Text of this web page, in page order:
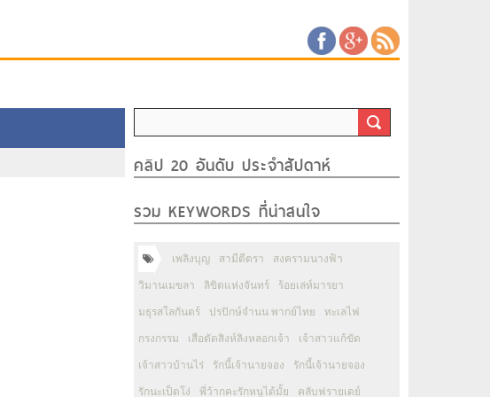
คลิป 20 อันดับ ประจำสัปดาห์
รวม KEYWORDS ที่น่าสนใจ
เพลิงบุญ สามีตีตรา สงครามนางฟ้า
วิมานเมขลา ลิขิตแห่งจันทร์ ร้อยเล่ห์มารยา
มธุรสโลกันตร์ ปรปักษ์จำนน พากย์ไทย ทะเลไฟ
กรงกรรม เสือตัดสิงห์ลิงหลอกเจ้า เจ้าสาวแก้ขัด
เจ้าสาวบ้านไร่ รักนี้เจ้านายจอง รักนี้เจ้านายจอง
รักนะเป็ดโง่ พี่ว้ากคะรักหนูได้มั้ย คลับฟรายเดย์